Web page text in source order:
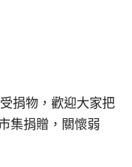
捐物，歡迎大家把
集捐贈，關懷弱